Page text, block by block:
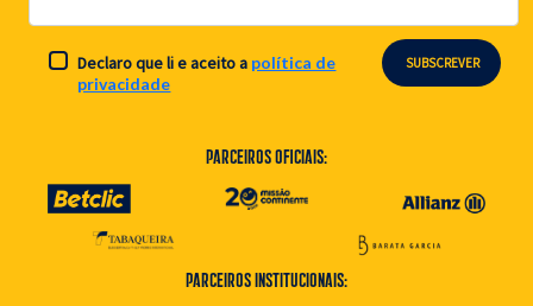
Declaro que li e aceito a política de
privacidade
SUBSCREVER
Parceiros Oficiais:
Parceiros Institucionais: